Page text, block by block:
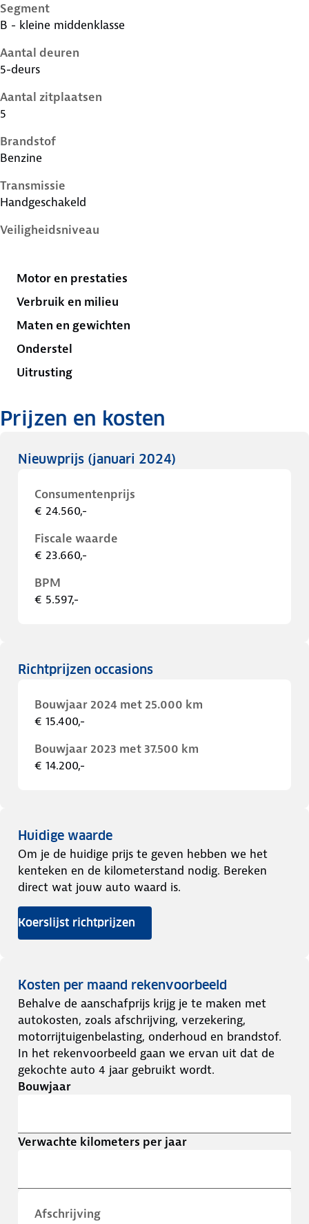
Segment
B - kleine middenklasse
Aantal deuren
5-deurs
Aantal zitplaatsen
5
Brandstof
Benzine
Transmissie
Handgeschakeld
Veiligheidsniveau
Motor en prestaties
Verbruik en milieu
Maten en gewichten
Onderstel
Uitrusting
Prijzen en kosten
Nieuwprijs (januari 2024)
Consumentenprijs
€ 24.560,-
Fiscale waarde
€ 23.660,-
BPM
€ 5.597,-
Richtprijzen occasions
Bouwjaar 2024 met 25.000 km
€ 15.400,-
Bouwjaar 2023 met 37.500 km
€ 14.200,-
Huidige waarde
Om je de huidige prijs te geven hebben we het
kenteken en de kilometerstand nodig. Bereken
direct wat jouw auto waard is.
Koerslijst richtprijzen
Kosten per maand rekenvoorbeeld
Behalve de aanschafprijs krijg je te maken met
autokosten, zoals afschrijving, verzekering,
motorrijtuigenbelasting, onderhoud en brandstof.
In het rekenvoorbeeld gaan we ervan uit dat de
gekochte auto 4 jaar gebruikt wordt.
Bouwjaar
Verwachte kilometers per jaar
Afschrijving